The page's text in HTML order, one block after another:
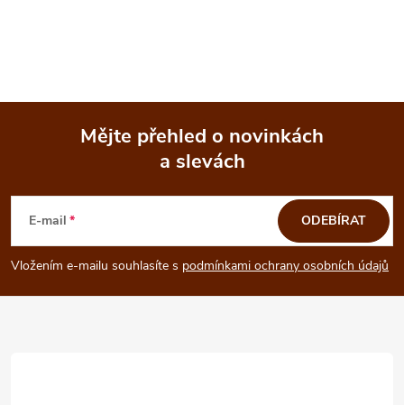
p
a
Mějte přehled o novinkách
a slevách
E-mail
Vložením e-mailu souhlasíte s podmínkami ochrany osobních údajů
ODEBÍRAT